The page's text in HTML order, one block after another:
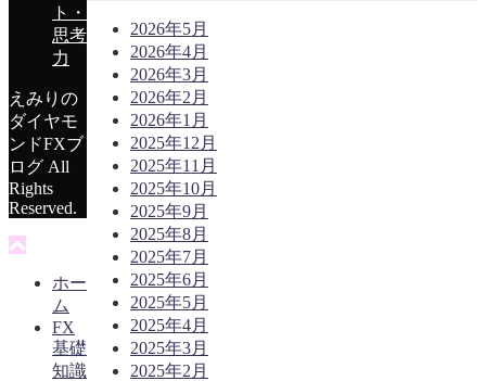
2026年5月
2026年4月
2026年3月
2026年2月
2026年1月
2025年12月
2025年11月
2025年10月
2025年9月
2025年8月
2025年7月
2025年6月
2025年5月
2025年4月
2025年3月
2025年2月
ト・
思考
力
えみりの
ダイヤモ
ンドFXブ
ログ All
Rights
Reserved.
ホー
ム
FX
基礎
知識